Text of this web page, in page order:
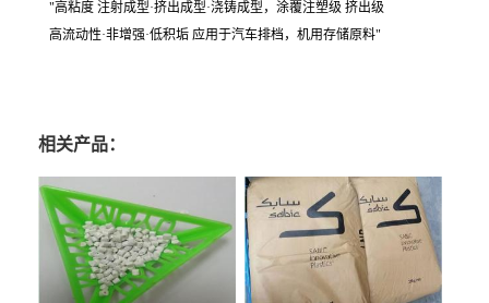
"高粘度 注射成型·挤出成型·浇铸成型，涂覆注塑级 挤出级
高流动性·非增强·低积垢 应用于汽车排档，机用存储原料"
相关产品：